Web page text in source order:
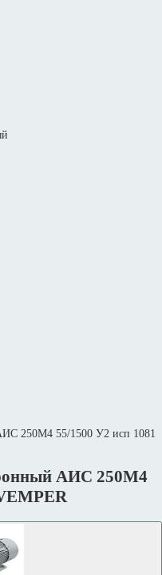
250М4 55/1500 У2 исп 1081
AИC 250М4